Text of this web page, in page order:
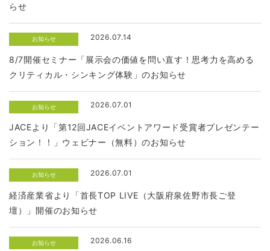
らせ
お知らせ 2026.07.14
8/7開催セミナー「展示会の価値を問い直す！思考力を高める
クリティカル・シンキング体験」のお知らせ
お知らせ 2026.07.01
JACEより「第12回JACEイベントアワード受賞者プレゼンテー
ション！！」ウェビナー（無料）のお知らせ
お知らせ 2026.07.01
経済産業省より「首長TOP LIVE（大阪府泉佐野市長ご登
壇）」開催のお知らせ
お知らせ 2026.06.16